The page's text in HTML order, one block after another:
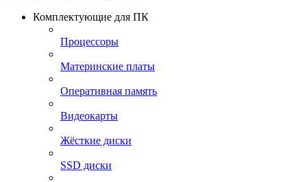
Комплектующие для ПК
Процессоры
Материнские платы
Оперативная память
Видеокарты
Жёсткие диски
SSD диски